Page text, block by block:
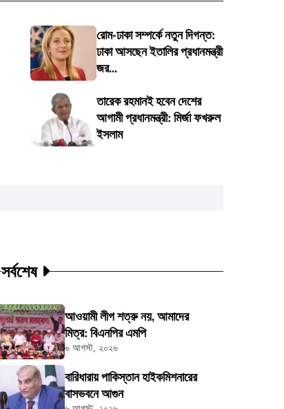
রোম-ঢাকা সম্পর্কে নতুন দিগন্ত:
ঢাকা আসছেন ইতালির প্রধানমন্ত্রী
জর...
তারেক রহমানই হবেন দেশের
আগামী প্রধানমন্ত্রী: মির্জা ফখরুল
ইসলাম
সর্বশেষ
আওয়ামী লীগ শত্রু নয়, আমাদের
মিত্র: বিএনপির এমপি
৬ আগস্ট, ২০২৬
বারিধারায় পাকিস্তান হাইকমিশনারের
বাসভবনে আগুন